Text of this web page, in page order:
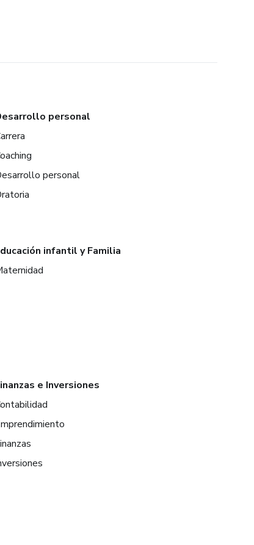
personal
personal
infantil y Familia
e Inversiones